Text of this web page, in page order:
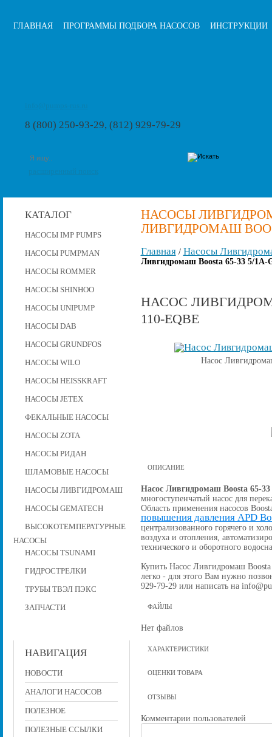
ГЛАВНАЯ ПРОГРАММЫ ПОДБОРА НАСОСОВ ИНСТРУКЦИИ
8 (800) 250-93-29, (812) 929-79-29
КАТАЛОГ
НАСОСЫ IMP PUMPS
НАСОСЫ PUMPMAN
НАСОСЫ ROMMER
НАСОСЫ SHINHOO
НАСОСЫ UNIPUMP
НАСОСЫ DAB
НАСОСЫ GRUNDFOS
НАСОСЫ WILO
НАСОСЫ HEISSKRAFT
НАСОСЫ JETEX
ФЕКАЛЬНЫЕ НАСОСЫ
НАСОСЫ ZOTA
НАСОСЫ РИДАН
ШЛАМОВЫЕ НАСОСЫ
НАСОСЫ ЛИВГИДРОМАШ
НАСОСЫ GEMATECH
ВЫСОКОТЕМПЕРАТУРНЫЕ
НАСОСЫ
НАСОСЫ TSUNAMI
ГИДРОСТРЕЛКИ
ТРУБЫ ТВЭЛ ПЭКС
ЗАПЧАСТИ
НАВИГАЦИЯ
НОВОСТИ
АНАЛОГИ НАСОСОВ
ПОЛЕЗНОЕ
ПОЛЕЗНЫЕ ССЫЛКИ
НАСОСЫ
ЛИВГИДРОМАШ
Главная/ Насосы
Ливгидромаш Boosta 65-33 5/1A-
НАСОС
110-EQBE
Насос
ОПИСАНИЕ
Насос Ливгидромаш Boosta 65-
многоступенчатый насос для
Область применения насосов
повышения давления APD
централизованного горячего и
воздуха и отопления,
технического и оборотного
Купить Насос Ливгидромаш
легко - для этого Вам нужно
929-79-29 или написать на
ФАЙЛЫ
Нет файлов
ХАРАКТЕРИСТИКИ
ОЦЕНКИ ТОВАРА
ОТЗЫВЫ
Комментарии пользователей